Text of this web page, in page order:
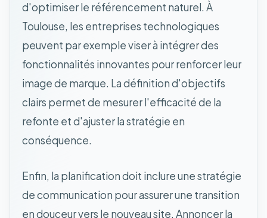
d'optimiser le référencement naturel. À
Toulouse, les entreprises technologiques
peuvent par exemple viser à intégrer des
fonctionnalités innovantes pour renforcer leur
image de marque. La définition d'objectifs
clairs permet de mesurer l'efficacité de la
refonte et d'ajuster la stratégie en
conséquence.
Enfin, la planification doit inclure une stratégie
de communication pour assurer une transition
en douceur vers le nouveau site. Annoncer la